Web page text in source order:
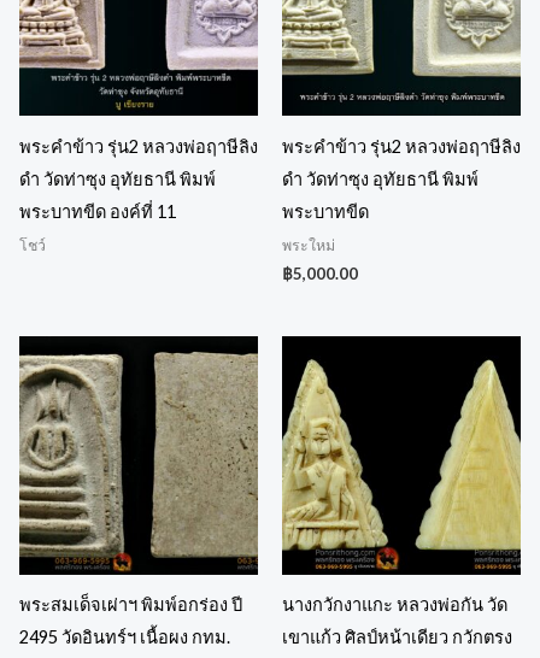
พระคำข้าว รุ่น2 หลวงพ่อฤาษีลิง
ดำ วัดท่าซุง อุทัยธานี พิมพ์
พระบาทขีด องค์ที่ 11
โชว์
พระคำข้าว รุ่น2 หลวงพ่อฤาษีลิง
ดำ วัดท่าซุง อุทัยธานี พิมพ์
พระบาทขีด
พระใหม่
฿5,000.00
พระสมเด็จเผ่าฯ พิมพ์อกร่อง ปี
2495 วัดอินทร์ฯ เนื้อผง กทม.
นางกวักงาแกะ หลวงพ่อกัน วัด
เขาแก้ว ศิลป์หน้าเดียว กวักตรง